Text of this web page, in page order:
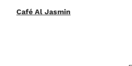
Café Al Jasmin